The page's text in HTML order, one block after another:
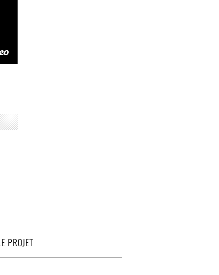
PROJET